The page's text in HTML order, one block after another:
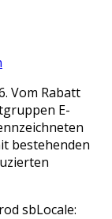
Vom Rabatt
E-
bestehenden
sbLocale: